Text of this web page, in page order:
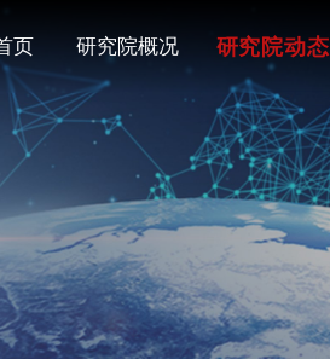
页 研究院概况 研究院动态